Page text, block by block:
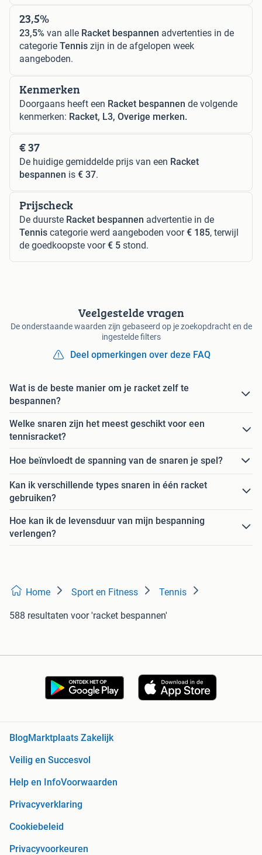
23,5%
23,5% van alle Racket bespannen advertenties in de
categorie Tennis zijn in de afgelopen week
aangeboden.
Kenmerken
Doorgaans heeft een Racket bespannen de volgende
kenmerken: Racket, L3, Overige merken.
€ 37
De huidige gemiddelde prijs van een Racket
bespannen is € 37.
Prijscheck
De duurste Racket bespannen advertentie in de
Tennis categorie werd aangeboden voor€ 185, terwijl
de goedkoopste voor€ 5 stond.
Veelgestelde vragen
De onderstaande waarden zijn gebaseerd op je zoekopdracht en de
ingestelde filters
Deel opmerkingen over deze FAQ
Wat is de beste manier om je racket zelf te
bespannen?
Welke snaren zijn het meest geschikt voor een
tennisracket?
Hoe beïnvloedt de spanning van de snaren je spel?
Kan ik verschillende types snaren in één racket
gebruiken?
Hoe kan ik de levensduur van mijn bespanning
verlengen?
Home Sport en Fitness Tennis
588 resultaten voor 'racket bespannen'
BlogMarktplaats Zakelijk
Veilig en Succesvol
Help en InfoVoorwaarden
Privacyverklaring
Cookiebeleid
Privacyvoorkeuren